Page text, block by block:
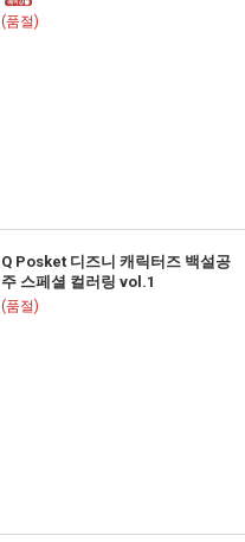
(품절)
Q Posket 디즈니 캐릭터즈 백설공
주 스페셜 컬러링 vol.1
(품절)